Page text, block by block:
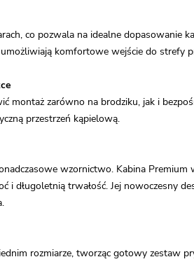
co pozwala na idealne dopasowanie
komfortowe wejście do strefy
montaż zarówno na brodziku, jak i
przestrzeń kąpielową.
wzornictwo. Kabina
i długoletnią trwałość. Jej nowoczesny
rozmiarze, tworząc gotowy zestaw